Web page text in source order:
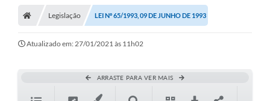
Editais
Telefones Úteis
Legislação LEI Nº 65/1993, 09 DE JUNHO DE 1993
Atualizado em: 27/01/2021 às 11h02
ARRASTE PARA VER MAIS